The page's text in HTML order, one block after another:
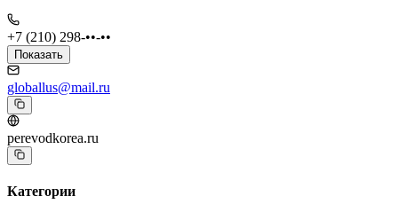
+7 (210) 298-••-••
Показать
globallus@mail.ru
perevodkorea.ru
Категории